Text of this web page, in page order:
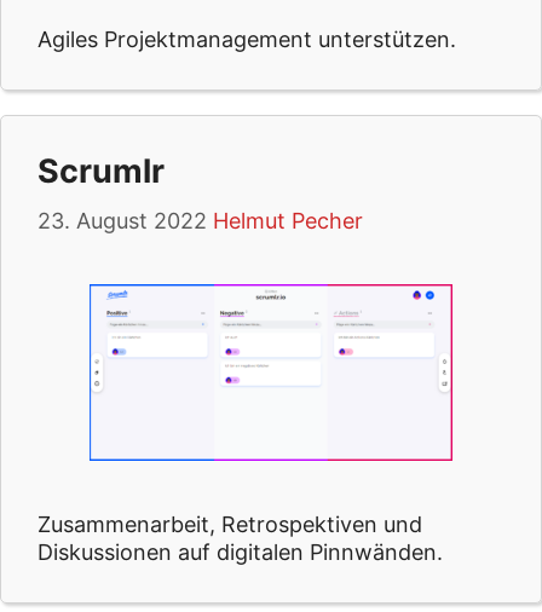
Agiles Projektmanagement unterstützen.
Scrumlr
23. August 2022 Helmut Pecher
Zusammenarbeit, Retrospektiven und
Diskussionen auf digitalen Pinnwänden.